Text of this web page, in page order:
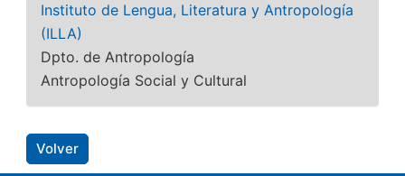
Instituto de Lengua, Literatura y Antropología
(ILLA)
Dpto. de Antropología
Antropología Social y Cultural
Volver